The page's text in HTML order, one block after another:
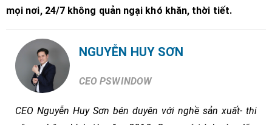
mọi nơi, 24/7 không quản ngại khó khăn, thời tiết.
NGUYỄN HUY SƠN
CEO PSWINDOW
CEO Nguyễn Huy Sơn bén duyên với nghề sản xuất- thi